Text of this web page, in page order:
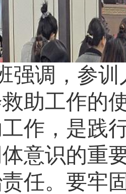
强调，参
助工作的
作，是践
意识的重
任。要牢